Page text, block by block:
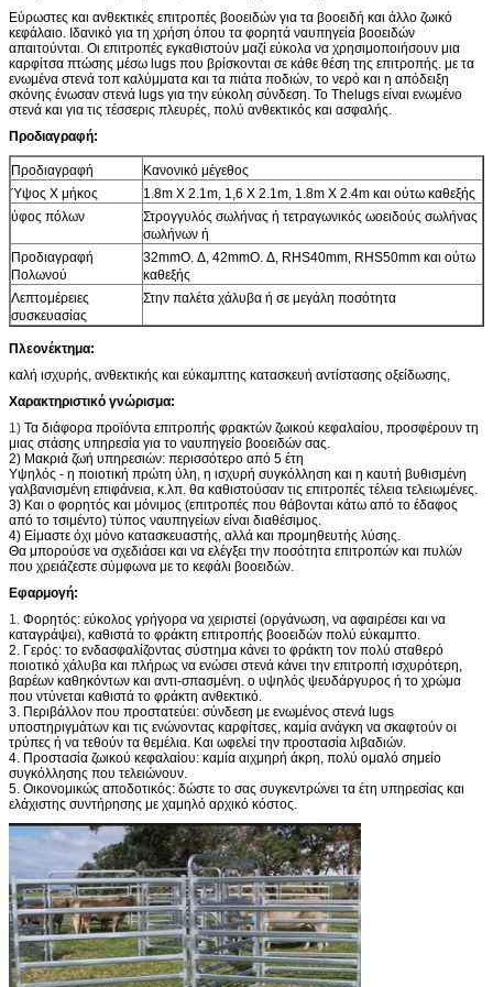
Εύρωστες και ανθεκτικές επιτροπές βοοειδών για τα βοοειδή και άλλο ζωικό
κεφάλαιο. Ιδανικό για τη χρήση όπου τα φορητά ναυπηγεία βοοειδών
απαιτούνται. Οι επιτροπές εγκαθιστούν μαζί εύκολα να χρησιμοποιήσουν μια
καρφίτσα πτώσης μέσω lugs που βρίσκονται σε κάθε θέση της επιτροπής. με τα
ενωμένα στενά τοπ καλύμματα και τα πιάτα ποδιών, το νερό και η απόδειξη
σκόνης ένωσαν στενά lugs για την εύκολη σύνδεση. Το Thelugs είναι ενωμένο
στενά και για τις τέσσερις πλευρές, πολύ ανθεκτικός και ασφαλής.
Προδιαγραφή:
Προδιαγραφή
Κανονικό μέγεθος
Ύψος Χ μήκος
1.8m X 2.1m, 1,6 X 2.1m, 1.8m X 2.4m και ούτω καθεξής
ύφος πόλων
Στρογγυλός σωλήνας ή τετραγωνικός ωοειδούς σωλήνας
σωλήνων ή
Προδιαγραφή
Πολωνού
32mmO. Δ, 42mmO. Δ, RHS40mm, RHS50mm και ούτω
καθεξής
Λεπτομέρειες
συσκευασίας
Στην παλέτα χάλυβα ή σε μεγάλη ποσότητα
Πλεονέκτημα:
καλή ισχυρής, ανθεκτικής και εύκαμπτης κατασκευή αντίστασης οξείδωσης,
Χαρακτηριστικό γνώρισμα:
1) Τα διάφορα προϊόντα επιτροπής φρακτών ζωικού κεφαλαίου, προσφέρουν τη
μιας στάσης υπηρεσία για το ναυπηγείο βοοειδών σας.
2) Μακριά ζωή υπηρεσιών: περισσότερο από 5 έτη
Υψηλός - η ποιοτική πρώτη ύλη, η ισχυρή συγκόλληση και η καυτή βυθισμένη
γαλβανισμένη επιφάνεια, κ.λπ. θα καθιστούσαν τις επιτροπές τέλεια τελειωμένες.
3) Και ο φορητός και μόνιμος (επιτροπές που θάβονται κάτω από το έδαφος
από το τσιμέντο) τύπος ναυπηγείων είναι διαθέσιμος.
4) Είμαστε όχι μόνο κατασκευαστής, αλλά και προμηθευτής λύσης.
Θα μπορούσε να σχεδιάσει και να ελέγξει την ποσότητα επιτροπών και πυλών
που χρειάζεστε σύμφωνα με το κεφάλι βοοειδών.
Εφαρμογή:
1. Φορητός: εύκολος γρήγορα να χειριστεί (οργάνωση, να αφαιρέσει και να
καταγράψει), καθιστά το φράκτη επιτροπής βοοειδών πολύ εύκαμπτο.
2. Γερός: το ενδασφαλίζοντας σύστημα κάνει το φράκτη τον πολύ σταθερό
ποιοτικό χάλυβα και πλήρως να ενώσει στενά κάνει την επιτροπή ισχυρότερη,
βαρέων καθηκόντων και αντι-σπασμένη. ο υψηλός ψευδάργυρος ή το χρώμα
που ντύνεται καθιστά το φράκτη ανθεκτικό.
3. Περιβάλλον που προστατεύει: σύνδεση με ενωμένος στενά lugs
υποστηριγμάτων και τις ενώνοντας καρφίτσες, καμία ανάγκη να σκαφτούν οι
τρύπες ή να τεθούν τα θεμέλια. Και ωφελεί την προστασία λιβαδιών.
4. Προστασία ζωικού κεφαλαίου: καμία αιχμηρή άκρη, πολύ ομαλό σημείο
συγκόλλησης που τελειώνουν.
5. Οικονομικώς αποδοτικός: δώστε το σας συγκεντρώνει τα έτη υπηρεσίας και
ελάχιστης συντήρησης με χαμηλό αρχικό κόστος.